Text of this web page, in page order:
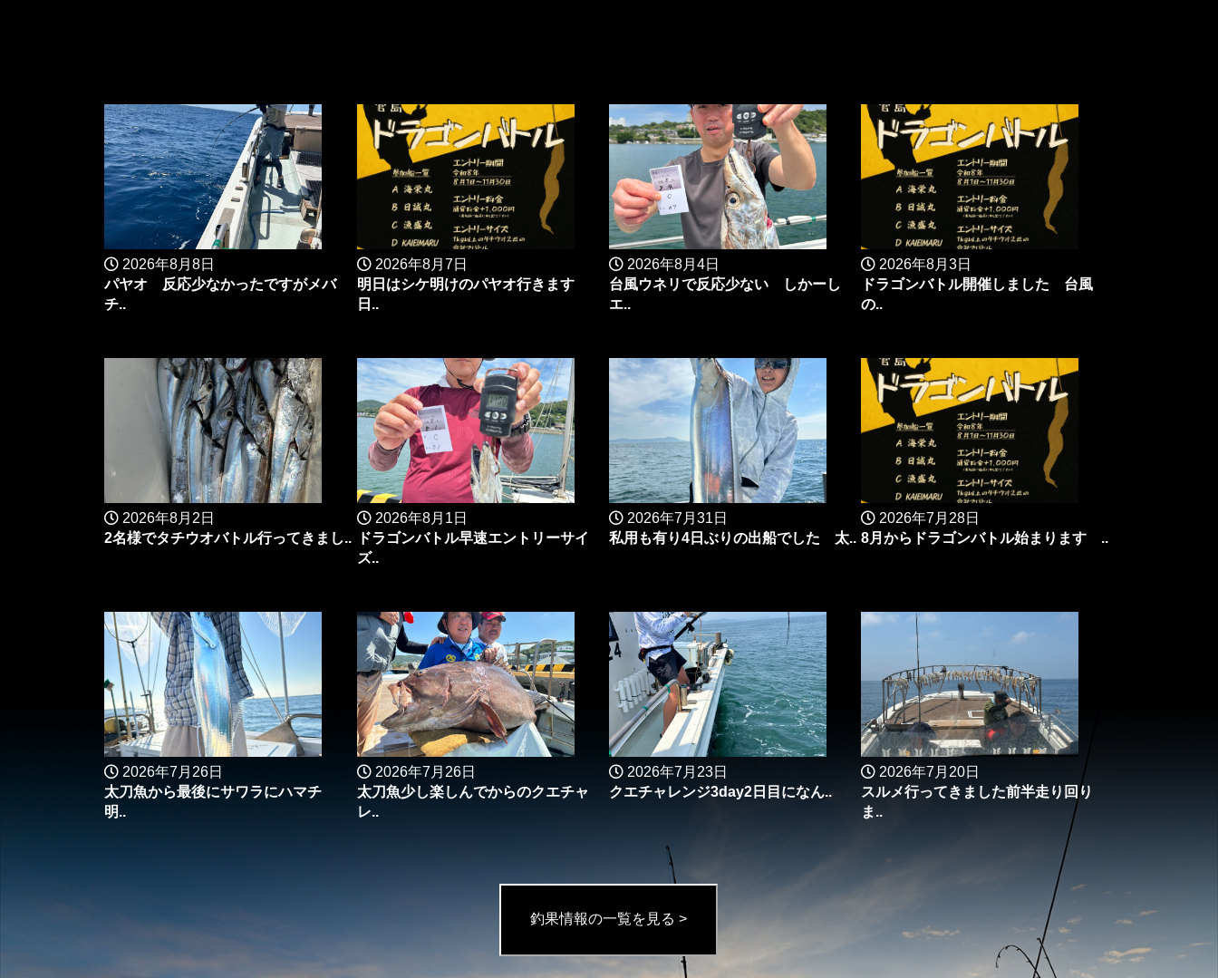
2026年8月8日
パヤオ 反応少なかったですがメバ
チ..
2026年8月7日
明日はシケ明けのパヤオ行きます
日..
2026年8月4日
台風ウネリで反応少ない しかーし
エ..
2026年8月3日
ドラゴンバトル開催しました 台風
の..
2026年8月2日
2名様でタチウオバトル行ってきまし..
2026年8月1日
ドラゴンバトル早速エントリーサイ
ズ..
2026年7月31日
私用も有り4日ぶりの出船でした 太..
2026年7月28日
8月からドラゴンバトル始まります ..
2026年7月26日
太刀魚から最後にサワラにハマチ
明..
2026年7月26日
太刀魚少し楽しんでからのクエチャ
レ..
2026年7月23日
クエチャレンジ3day2日目になん..
2026年7月20日
スルメ行ってきました前半走り回り
ま..
釣果情報の一覧を見る >